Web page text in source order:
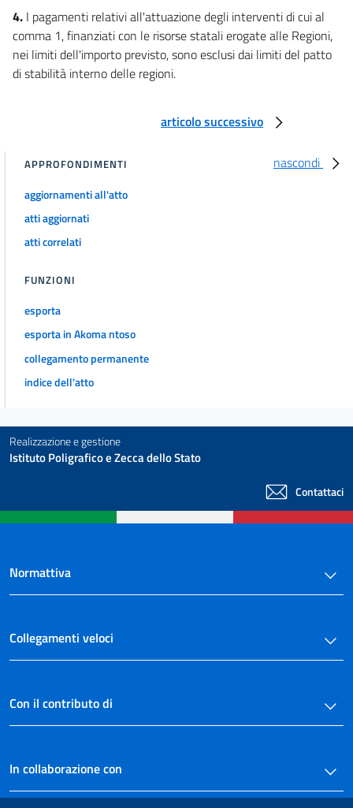
4. I pagamenti relativi all'attuazione degli interventi di cui al
comma 1, finanziati con le risorse statali erogate alle Regioni,
nei limiti dell'importo previsto, sono esclusi dai limiti del patto
di stabilità interno delle regioni.
articolo successivo
nascondi
APPROFONDIMENTI
aggiornamenti all'atto
atti aggiornati
atti correlati
FUNZIONI
esporta
esporta in Akoma ntoso
collegamento permanente
indice dell'atto
Realizzazione e gestione
Istituto Poligrafico e Zecca dello Stato
Contattaci
Normattiva
Collegamenti veloci
Con il contributo di
In collaborazione con